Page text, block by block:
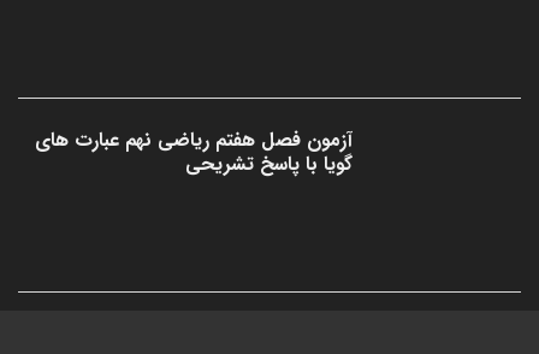
آزمون فصل هفتم ریاضی نهم عبارت های
گویا با پاسخ تشریحی